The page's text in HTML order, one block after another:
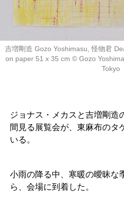
吉増剛造 Gozo Yoshimasu, 怪物君
on paper 51 x 35 cm ©︎ Gozo
Tokyo
ジョナス・メカスと吉増剛造
間見る展覧会が、東麻布のタ
いる。
小雨の降る中、寒暖の曖昧な
ら、会場に到着した。